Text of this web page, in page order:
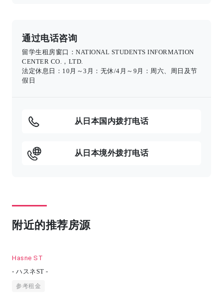
通过电话咨询
留学生租房窗口：NATIONAL STUDENTS INFORMATION
CENTER CO.，LTD.
法定休息日：10月～3月：无休/4月～9月：周六、周日及节
假日
从日本国内拨打电话
从日本境外拨打电话
附近的推荐房源
Hasne ST
- ハスネST -
参考租金